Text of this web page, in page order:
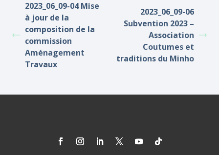
2023_06_09-04 Mise
à jour de la
composition de la
commission
Aménagement
Travaux
2023_06_09-06
Subvention 2023 –
Association
Coutumes et
traditions du Minho